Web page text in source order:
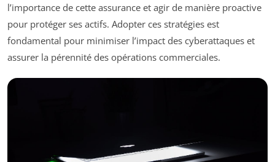
l’importance de cette assurance et agir de manière proactive
pour protéger ses actifs. Adopter ces stratégies est
fondamental pour minimiser l’impact des cyberattaques et
assurer la pérennité des opérations commerciales.